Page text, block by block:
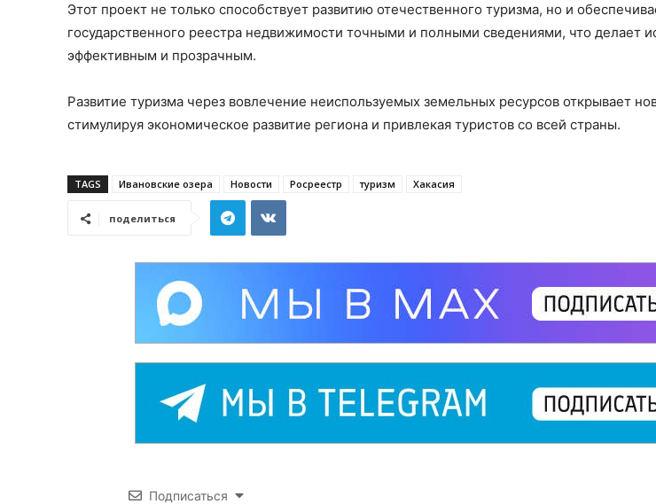
Этот проект не только способствует развитию отечественного туризма, но и
государственного реестра недвижимости точными и полными сведениями, что делает
эффективным и прозрачным.
Развитие туризма через вовлечение неиспользуемых земельных ресурсов открывает
стимулируя экономическое развитие региона и привлекая туристов со всей страны.
TAGS Ивановские озера Новости Росреестр туризм Хакасия
поделиться
Подписаться